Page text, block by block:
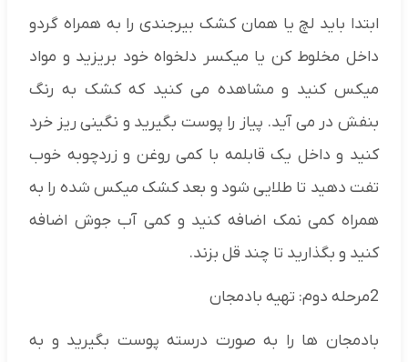
ابتدا باید لچ یا همان کشک بیرجندی را به همراه گردو
داخل مخلوط کن یا میکسر دلخواه خود بریزید و مواد
میکس کنید و مشاهده می کنید که کشک به رنگ
بنفش در می آید. پیاز را پوست بگیرید و نگینی ریز خرد
کنید و داخل یک قابلمه با کمی روغن و زردچوبه خوب
تفت دهید تا طلایی شود و بعد کشک میکس شده را به
همراه کمی نمک اضافه کنید و کمی آب جوش اضافه
کنید و بگذارید تا چند قل بزند.
2مرحله دوم: تهیه بادمجان
بادمجان ها را به صورت درسته پوست بگیرید و به